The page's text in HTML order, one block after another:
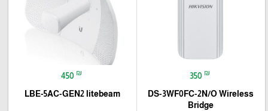
350 ₪
DS-3WF0FC-2N/O Wireless
Bridge
450 ₪
LBE-5AC-GEN2 litebeam